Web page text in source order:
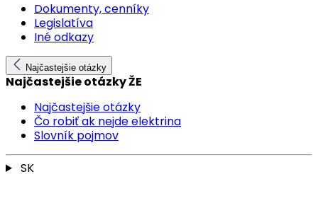
Dokumenty, cenníky
Legislatíva
Iné odkazy
Najčastejšie otázky
Najčastejšie otázky ŽE
Najčastejšie otázky
Čo robiť ak nejde elektrina
Slovník pojmov
SK